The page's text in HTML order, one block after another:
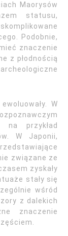
Maorysów
statusu,
Podobnie,
znaczenie
z płodnością
W
na przykład
W Japonii,
związane ze
zyskały
stały się
wśród
z dalekich
znaczenie